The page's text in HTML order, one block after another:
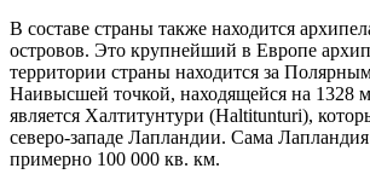
В составе страны также находится
островов. Это крупнейший в Европе
территории страны находится за
Наивысшей точкой, находящейся на 1328
является Халтитунтури (Haltitunturi),
северо-западе Лапландии. Сама
примерно 100 000 кв. км.